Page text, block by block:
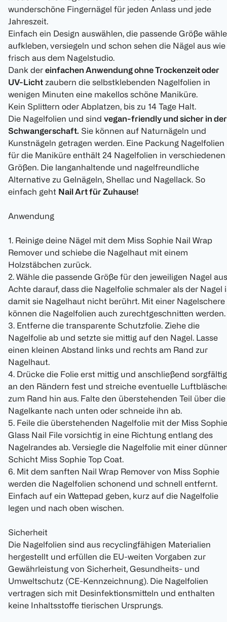
wunderschöne Fingernägel für jeden Anlass und jede
Jahreszeit.
Einfach ein Design auswählen, die passende Größe
aufkleben, versiegeln und schon sehen die Nägel aus wie
frisch aus dem Nagelstudio.
Dank der einfachen Anwendung ohne Trockenzeit oder
UV-Licht zaubern die selbstklebenden Nagelfolien in
wenigen Minuten eine makellos schöne Maniküre.
Kein Splittern oder Abplatzen, bis zu 14 Tage Halt.
Die Nagelfolien und sind vegan-friendly und sicher in der
Schwangerschaft. Sie können auf Naturnägeln und
Kunstnägeln getragen werden. Eine Packung Nagelfolien
für die Maniküre enthält 24 Nagelfolien in verschiedenen
Größen. Die langanhaltende und nagelfreundliche
Alternative zu Gelnägeln, Shellac und Nagellack. So
einfach geht Nail Art für Zuhause!
Anwendung
1. Reinige deine Nägel mit dem Miss Sophie Nail Wrap
Remover und schiebe die Nagelhaut mit einem
Holzstäbchen zurück.
2. Wähle die passende Größe für den jeweiligen Nagel
Achte darauf, dass die Nagelfolie schmaler als der Nagel
damit sie Nagelhaut nicht berührt. Mit einer Nagelschere
können die Nagelfolien auch zurechtgeschnitten werden.
3. Entferne die transparente Schutzfolie. Ziehe die
Nagelfolie ab und setzte sie mittig auf den Nagel. Lasse
einen kleinen Abstand links und rechts am Rand zur
Nagelhaut.
4. Drücke die Folie erst mittig und anschließend sorgfältig
an den Rändern fest und streiche eventuelle
zum Rand hin aus. Falte den überstehenden Teil über die
Nagelkante nach unten oder schneide ihn ab.
5. Feile die überstehenden Nagelfolie mit der Miss Sophie
Glass Nail File vorsichtig in eine Richtung entlang des
Nagelrandes ab. Versiegle die Nagelfolie mit einer
Schicht Miss Sophie Top Coat.
6. Mit dem sanften Nail Wrap Remover von Miss Sophie
werden die Nagelfolien schonend und schnell entfernt.
Einfach auf ein Wattepad geben, kurz auf die Nagelfolie
legen und nach oben wischen.
Sicherheit
Die Nagelfolien sind aus recyclingfähigen Materialien
hergestellt und erfüllen die EU-weiten Vorgaben zur
Gewährleistung von Sicherheit, Gesundheits- und
Umweltschutz (CE-Kennzeichnung). Die Nagelfolien
vertragen sich mit Desinfektionsmitteln und enthalten
keine Inhaltsstoffe tierischen Ursprungs.